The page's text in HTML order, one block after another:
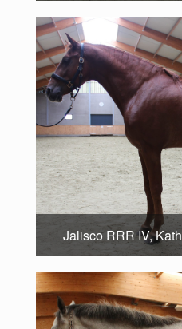
Jalisco RRR IV,